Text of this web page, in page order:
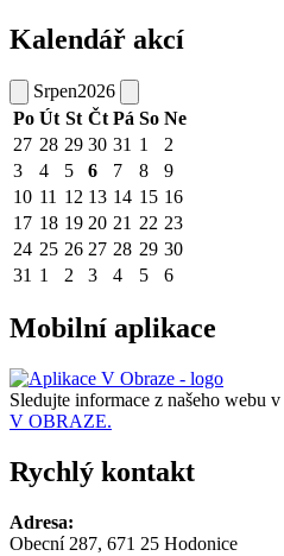
Kalendář akcí
Srpen2026
Po Út St Čt Pá So Ne
27 28 29 30 31 1
2
3
4 5 6 7 8
9
10 11 12 13 14 15 16
17 18 19 20 21 22 23
24 25 26 27 28 29 30
31 1 2 3 4 5 6
Mobilní aplikace
Sledujte informace z našeho webu v
V OBRAZE.
Rychlý kontakt
Adresa:
Obecní 287, 671 25 Hodonice